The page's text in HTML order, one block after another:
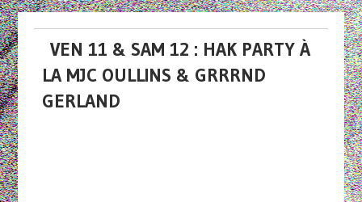
VEN 11 & SAM 12 : HAK PARTY À
LA MJC OULLINS & GRRRND
GERLAND